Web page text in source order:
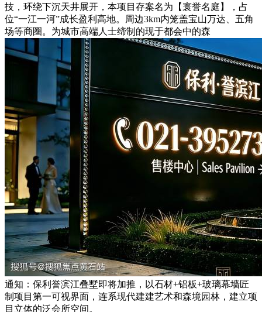
技，环绕下沉天井展开，本项目存案名为【寰誉名庭】，占
位“一江一河”成长盈利高地。周边3km内笼盖宝山万达、五角
场等商圈。为城市高端人士缔制的现于都会中的森
通知：保利誉滨江叠墅即将加推，以石材+铝板+玻璃幕墙匠
制项目第一可视界面，连系现代建建艺术和森境园林，建立项
目立体的泛会所空间。